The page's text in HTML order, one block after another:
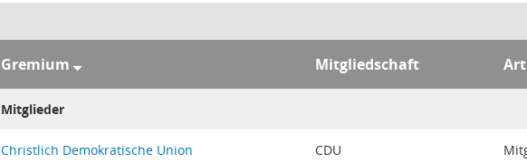
Gremium Mitgliedschaft
Mitglieder
Christlich Demokratische Union CDU